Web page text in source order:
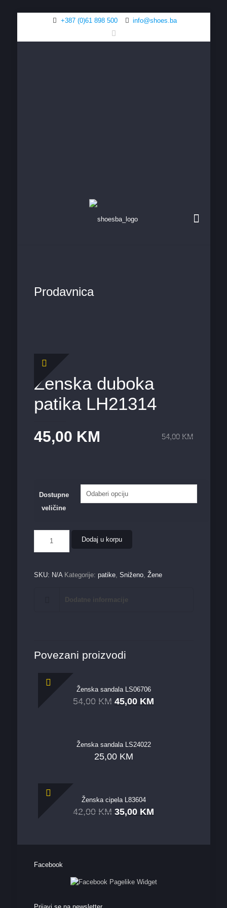
+387 (0)61 898 500 info@shoes.ba
Prodavnica
Ženska duboka
patika LH21314
54,00 KM
45,00 KM
Dostupne
veličine
duboka
patika
količina
Dodaj u korpu
SKU: N/A Kategorije: patike, Sniženo, Žene
Dodatne informacije
Povezani proizvodi
Ženska sandala LS06706
54,00 KM 45,00 KM
Ženska sandala LS24022
25,00 KM
Ženska cipela L83604
42,00 KM 35,00 KM
Facebook